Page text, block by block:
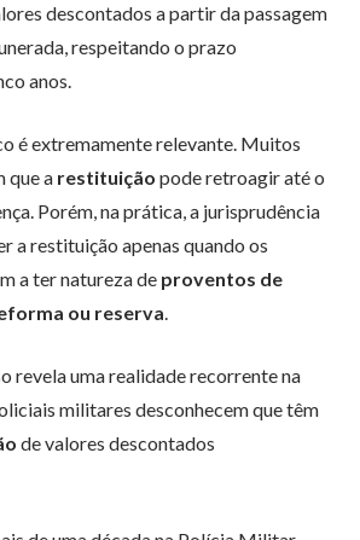
descontados a partir da passagem
respeitando o prazo
anos.
é extremamente relevante. Muitos
que a restituição pode retroagir até o
Porém, na prática, a jurisprudência
a restituição apenas quando os
a ter natureza de proventos de
ou reserva.
revela uma realidade recorrente na
militares desconhecem que têm
de valores descontados